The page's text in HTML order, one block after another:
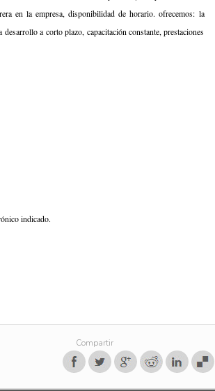
en la empresa, disponibilidad de horario. ofrecemos: la
a corto plazo, capacitación constante, prestaciones
indicado.
Compartir